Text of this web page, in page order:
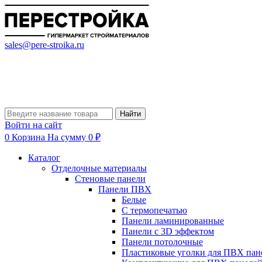
sales@pere-stroika.ru
Найти
Войти на сайт
0 Корзина На сумму 0 ₽
Каталог
Отделочные материалы
Стеновые панели
Панели ПВХ
Белые
С термопечатью
Панели ламинированные
Панели с 3D эффектом
Панели потолочные
Пластиковые уголки для ПВХ